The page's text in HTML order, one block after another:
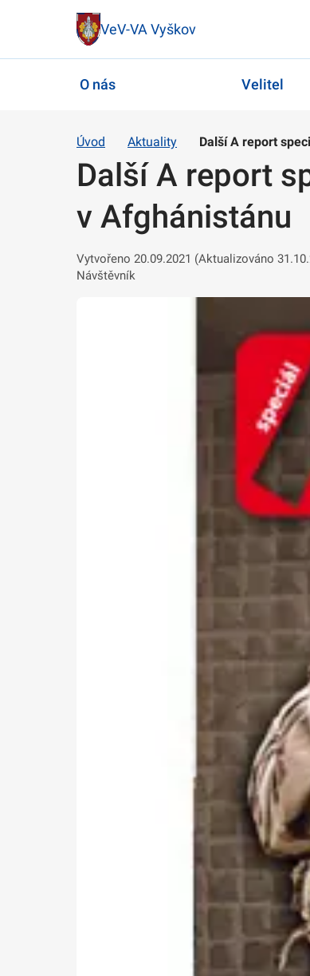
VeV-VA Vyškov
O nás Velitel
Úvod Aktuality Další A report
Další A report
v Afghánistánu
Vytvořeno 20.09.2021 (Aktualizováno
Návštěvník